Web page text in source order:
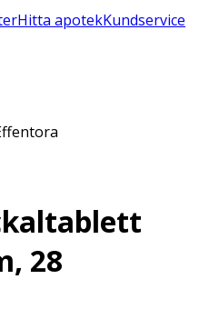
Hitta apotekKundservice
28